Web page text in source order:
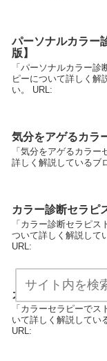
パーソナルカラー
版】
「パーソナルカラー
ピーについて詳しく解
い。 URL:
気分をアゲるカラ
「気分をアゲるカラ
詳しく解説しているブ
カラー診断セラピ
「カラー診断セラピ
ついて詳しく解説して
URL:
カラーセラピーで
「カラーセラピーで
いて詳しく解説してい
URL: